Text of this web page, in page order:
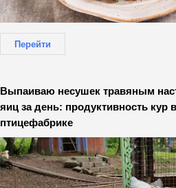
Перейти
Выпаиваю несушек травяным
яиц за день: продуктивность кур
птицефабрике